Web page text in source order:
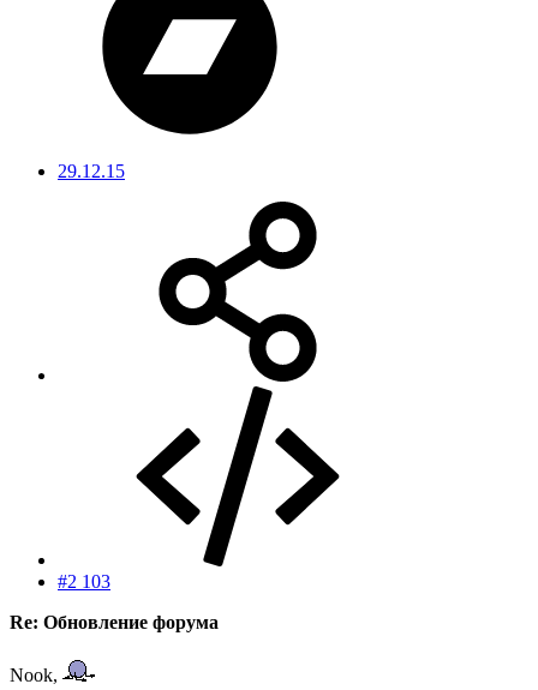
29.12.15
#2 103
Re: Обновление форума
Nook,